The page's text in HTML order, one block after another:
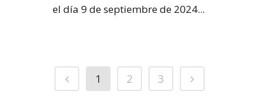
el día 9 de septiembre de 2024...
1 2 3